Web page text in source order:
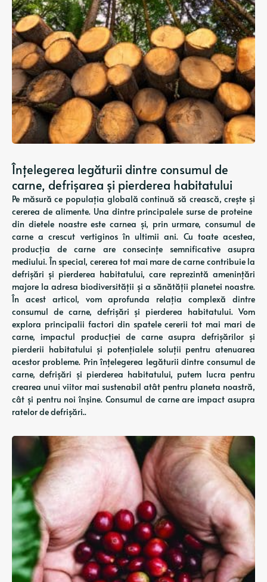
Înțelegerea legăturii dintre consumul de
carne, defrișarea și pierderea habitatului
Pe măsură ce populația globală continuă să crească, crește și
cererea de alimente. Una dintre principalele surse de proteine ​​
din dietele noastre este carnea și, prin urmare, consumul de
carne a crescut vertiginos în ultimii ani. Cu toate acestea,
producția de carne are consecințe semnificative asupra
mediului. În special, cererea tot mai mare de carne contribuie la
defrișări și pierderea habitatului, care reprezintă amenințări
majore la adresa biodiversității și a sănătății planetei noastre.
În acest articol, vom aprofunda relația complexă dintre
consumul de carne, defrișări și pierderea habitatului. Vom
explora principalii factori din spatele cererii tot mai mari de
carne, impactul producției de carne asupra defrișărilor și
pierderii habitatului și potențialele soluții pentru atenuarea
acestor probleme. Prin înțelegerea legăturii dintre consumul de
carne, defrișări și pierderea habitatului, putem lucra pentru
crearea unui viitor mai sustenabil atât pentru planeta noastră,
cât și pentru noi înșine. Consumul de carne are impact asupra
ratelor de defrișări..